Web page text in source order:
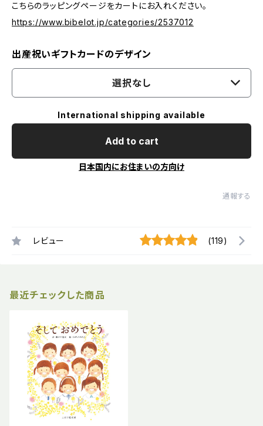
こちらのラッピングページをカートにお入れください。
https://www.bibelot.jp/categories/2537012
出産祝いギフトカードのデザイン
選択なし
International shipping available
Add to cart
日本国内にお住まいの方向け
通報する
レビュー (119)
最近チェックした商品